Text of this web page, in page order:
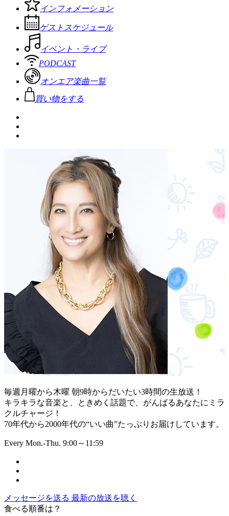
インフォメーション
ゲストスケジュール
イベント・ライブ
PODCAST
オンエア楽曲一覧
買い物をする
毎週月曜から木曜 朝9時からだいたい3時間の生放送！
キラキラな音楽と、ときめく話題で、がんばるあなたにミラ
クルチャージ！
70年代から2000年代の“いい曲”たっぷりお届けしています。
Every Mon.-Thu. 9:00～11:59
メッセージを送る 最新の放送を聴く
食べる順番は？